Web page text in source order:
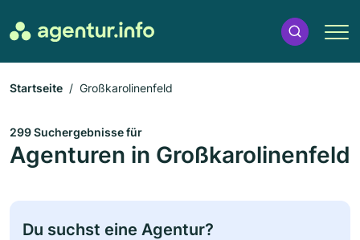
Startseite Großkarolinenfeld
299 Suchergebnisse für
Agenturen in Großkarolinenfeld
Du suchst eine Agentur?